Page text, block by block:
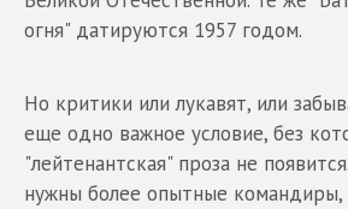
огня" датируются 1957 годом.
Но критики или лукавят, или
еще одно важное условие, без
"лейтенантская" проза не
нужны более опытные